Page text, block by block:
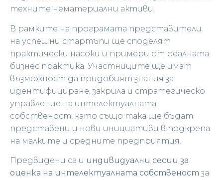
техните нематериални активи.
В рамките на програмата представители
на успешни стартъпи ще споделят
практически насоки и примери от реалната
бизнес практика. Участниците ще имат
възможност да придобият знания за
идентифициране, закрила и стратегическо
управление на интелектуалната
собственост, като също така ще бъдат
представени и нови инициативи в подкрепа
на малките и средните предприятия.
Предвидени са и индивидуални сесии за
оценка на интелектуалната собственост за